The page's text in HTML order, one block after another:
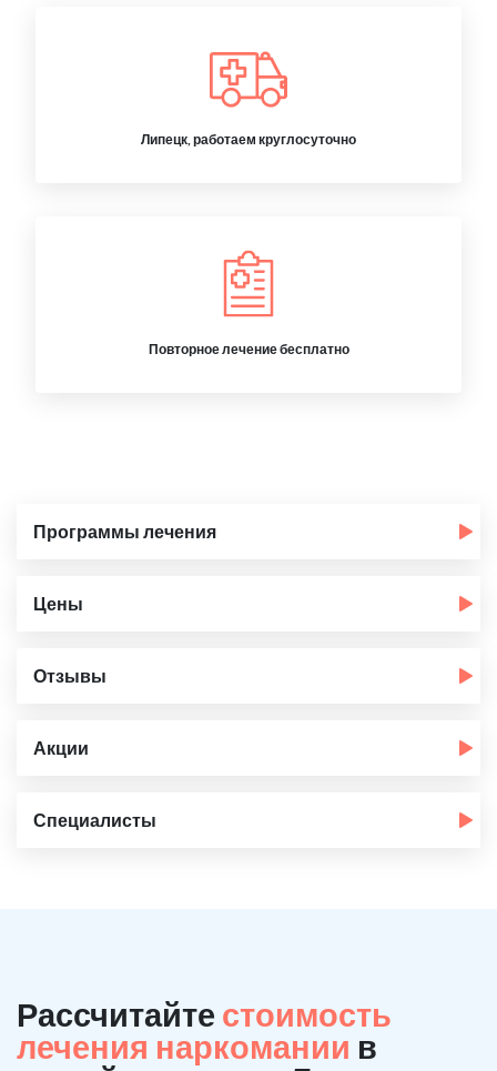
Липецк, работаем круглосуточно
Повторное лечение бесплатно
Программы лечения
Цены
Отзывы
Акции
Специалисты
Рассчитайте стоимость
лечения наркомании в